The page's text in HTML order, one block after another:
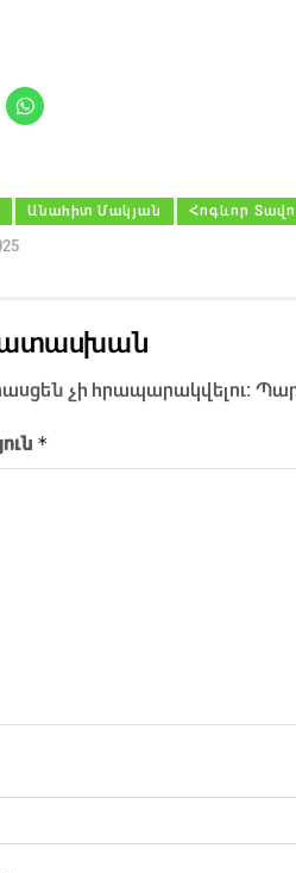
Անահիտ Մակյան Հոգևոր
չի հրապարակվելու։
*